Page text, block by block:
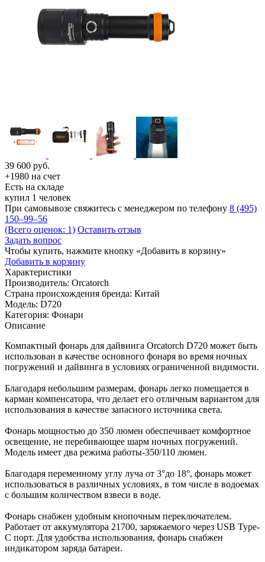
39 600 руб.
+1980 на счет
Есть на складе
купил 1 человек
При самовывозе свяжитесь с менеджером по телефону 8 (495)
150–99–56
(Всего оценок: 1) Оставить отзыв
Задать вопрос
Чтобы купить, нажмите кнопку «Добавить в корзину»
Добавить в корзину
Характеристики
Производитель: Orcatorch
Страна происхождения бренда: Китай
Модель: D720
Категория: Фонари
Описание
Компактный фонарь для дайвинга Orcatorch D720 может быть
использован в качестве основного фонаря во время ночных
погружений и дайвинга в условиях ограниченной видимости.
Благодаря небольшим размерам, фонарь легко помещается в
карман компенсатора, что делает его отличным вариантом для
использования в качестве запасного источника света.
Фонарь мощностью до 350 люмен обеспечивает комфортное
освещение, не перебивающее шарм ночных погружений.
Модель имеет два режима работы-350/110 люмен.
Благодаря переменному углу луча от 3°до 18°, фонарь может
использоваться в различных условиях, в том числе в водоемах
с большим количеством взвеси в воде.
Фонарь снабжен удобным кнопочным переключателем.
Работает от аккумулятора 21700, заряжаемого через USB Type-
C порт. Для удобства использования, фонарь снабжен
индикатором заряда батареи.